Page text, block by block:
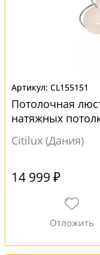
CL155151
Потолочная
натяжных
Citilux (Дания)
14 999 ₽